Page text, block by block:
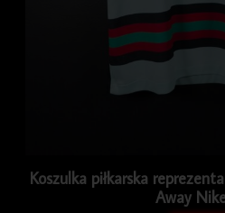
Koszulka piłkarska
Away